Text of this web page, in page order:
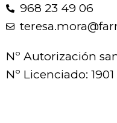
968 23 49 06
Nº Autorización
Nº Licenciado: 1901